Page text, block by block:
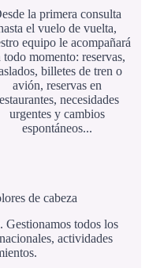
la primera consulta
el vuelo de vuelta,
equipo le acompañará
todo momento: reservas,
billetes de tren o
avión, reservas en
necesidades
urgentes y cambios
espontáneos...
de cabeza
Gestionamos todos los
actividades